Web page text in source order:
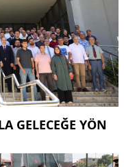
GELECEĞE YÖN